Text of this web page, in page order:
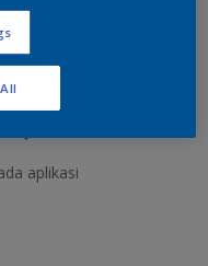
Hitung
aplikasi